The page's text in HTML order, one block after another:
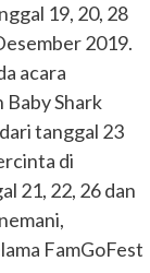
19, 20, 28
2019.
acara
Baby Shark
tanggal 23
di
21, 22, 26 dan
FamGoFest
Debut di
Bersejarah